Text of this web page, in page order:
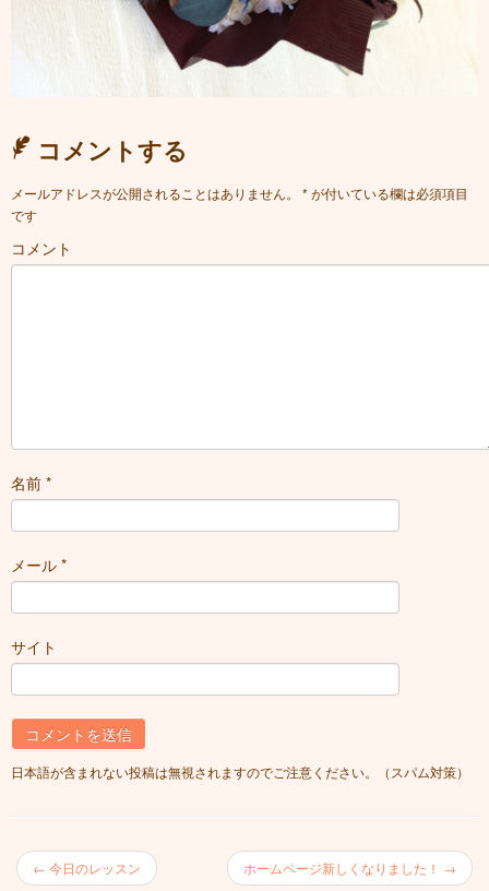
コメントする
メールアドレスが公開されることはありません。 * が付いている欄は必須項目
です
コメント
名前 *
メール *
サイト
日本語が含まれない投稿は無視されますのでご注意ください。（スパム対策）
← 今日のレッスン ホームページ新しくなりました！ →